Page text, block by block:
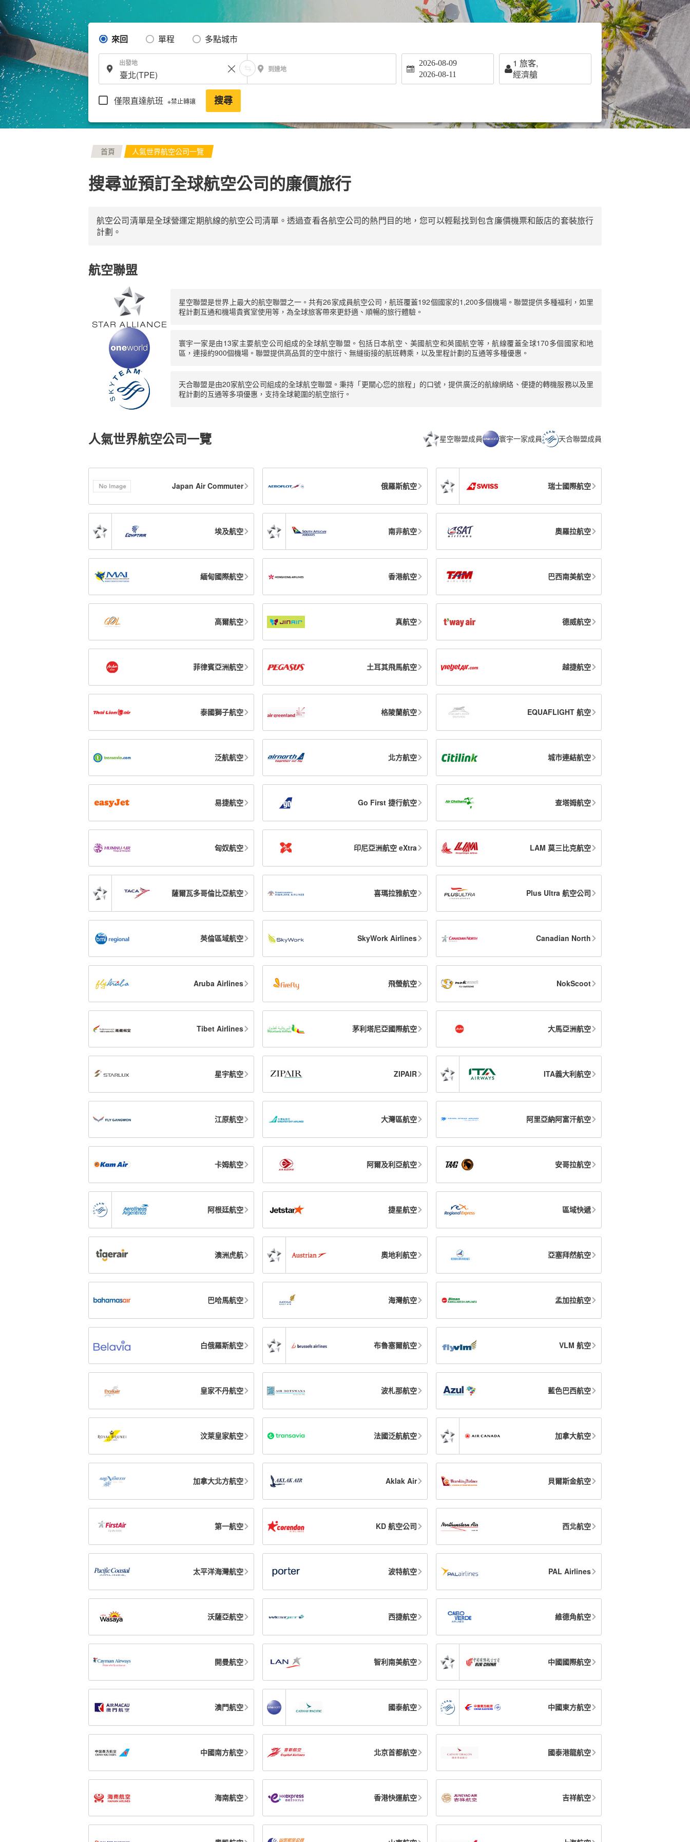
來回 單程 多點城市
出發地
到達地
2026-08-09
2026-08-11
1 旅客,
經濟艙
僅限直達航班 ※禁止轉讓 搜尋
首頁 人氣世界航空公司一覽
搜尋並預訂全球航空公司的廉價旅行
航空公司清單是全球營運定期航線的航空公司清單。透過查看各航空公司的熱門目的地，您可以輕鬆找到包含廉價機票和飯店的套裝旅行
計劃。
航空聯盟
星空聯盟是世界上最大的航空聯盟之一。共有26家成員航空公司，航班覆蓋192個國家的1,200多個機場。聯盟提供多種福利，如里
程計劃互通和機場貴賓室使用等，為全球旅客帶來更舒適、順暢的旅行體驗。
寰宇一家是由13家主要航空公司組成的全球航空聯盟。包括日本航空、美國航空和英國航空等，航線覆蓋全球170多個國家和地
區，連接約900個機場。聯盟提供高品質的空中旅行、無縫銜接的航班轉乘，以及里程計劃的互通等多種優惠。
天合聯盟是由20家航空公司組成的全球航空聯盟。秉持「更關心您的旅程」的口號，提供廣泛的航線網絡、便捷的轉機服務以及里
程計劃的互通等多項優惠，支持全球範圍的航空旅行。
人氣世界航空公司一覽 星空聯盟成員 寰宇一家成員 天合聯盟成員
Japan Air Commuter 俄羅斯航空 瑞士國際航空
埃及航空 南非航空 奧羅拉航空
緬甸國際航空 香港航空 巴西南美航空
高爾航空 真航空 德威航空
菲律賓亞洲航空 土耳其飛馬航空 越捷航空
泰國獅子航空 格陵蘭航空 EQUAFLIGHT 航空
泛航航空 北方航空 城市連結航空
易捷航空 Go First 捷行航空 查塔姆航空
匈奴航空 印尼亞洲航空 eXtra LAM 莫三比克航空
薩爾瓦多哥倫比亞航空 喜瑪拉雅航空 Plus Ultra 航空公司
英倫區域航空 SkyWork Airlines Canadian North
Aruba Airlines 飛螢航空 NokScoot
Tibet Airlines 茅利塔尼亞國際航空 大馬亞洲航空
星宇航空 ZIPAIR ITA義大利航空
江原航空 大灣區航空 阿里亞納阿富汗航空
卡姆航空 阿爾及利亞航空 安哥拉航空
阿根廷航空 捷星航空 區域快遞
澳洲虎航 奧地利航空 亞塞拜然航空
巴哈馬航空 海灣航空 孟加拉航空
白俄羅斯航空 布魯塞爾航空 VLM 航空
皇家不丹航空 波札那航空 藍色巴西航空
汶萊皇家航空 法國泛航航空 加拿大航空
加拿大北方航空 Aklak Air 貝爾斯金航空
第一航空 KD 航空公司 西北航空
太平洋海灣航空 波特航空 PAL Airlines
沃薩亞航空 西捷航空 維德角航空
開曼航空 智利南美航空 中國國際航空
澳門航空 國泰航空 中國東方航空
中國南方航空 北京首都航空 國泰港龍航空
海南航空 香港快運航空 吉祥航空